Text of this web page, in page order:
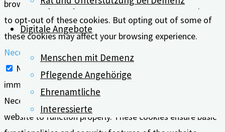
Digitale Angebote
Menschen mit Demenz
Pflegende Angehörige
Ehrenamtliche
Interessierte
browser only with your consent. You also have the option
to opt-out of these cookies. But opting out of some of
these cookies may affect your browsing experience.
Necessary
Necessary
immer aktiv
Necessary cookies are absolutely essential for the
website to function properly. These cookies ensure basic